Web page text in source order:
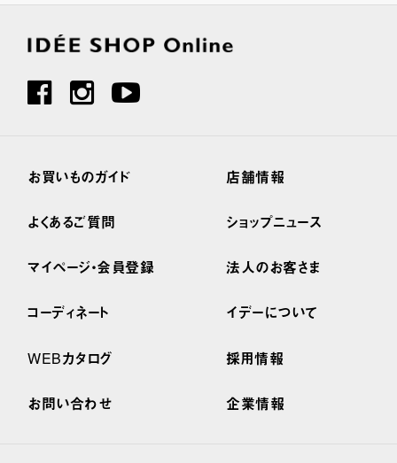
お買いものガイド
よくあるご質問
マイページ・会員登録
コーディネート
WEBカタログ
お問い合わせ
店舗情報
ショップニュース
法人のお客さま
イデーについて
採用情報
企業情報